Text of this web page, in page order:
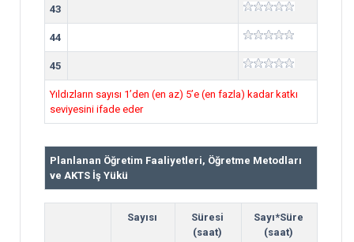
43
44
45
Yıldızların sayısı 1’den (en az) 5’e (en fazla) kadar katkı
seviyesini ifade eder
Planlanan Öğretim Faaliyetleri, Öğretme Metodları
ve AKTS İş Yükü
Sayısı
Süresi
(saat)
Sayı*Süre
(saat)